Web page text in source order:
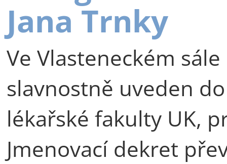
Jana Trnky
Ve Vlasteneckém
slavnostně uveden
lékařské fakulty UK,
Jmenovací dekret